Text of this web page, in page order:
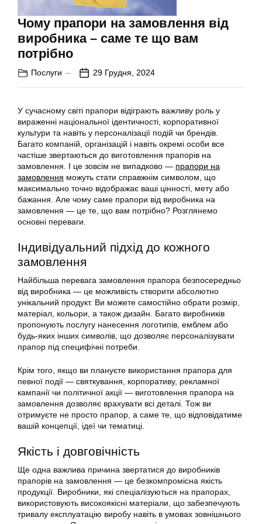
Чому прапори на замовлення від
виробника – саме те що вам
потрібно
Послуги 29 Грудня, 2024
У сучасному світі прапори відіграють важливу роль у
вираженні національної ідентичності, корпоративної
культури та навіть у персоналізації подій чи брендів.
Багато компаній, організацій і навіть окремі особи все
частіше звертаються до виготовлення прапорів на
замовлення. І це зовсім не випадково — прапори на
замовлення можуть стати справжнім символом, що
максимально точно відображає ваші цінності, мету або
бажання. Але чому саме прапори від виробника на
замовлення — це те, що вам потрібно? Розглянемо
основні переваги.
Індивідуальний підхід до кожного
замовлення
Найбільша перевага замовлення прапора безпосередньо
від виробника — це можливість створити абсолютно
унікальний продукт. Ви можете самостійно обрати розмір,
матеріал, кольори, а також дизайн. Багато виробників
пропонують послугу нанесення логотипів, емблем або
будь-яких інших символів, що дозволяє персоналізувати
прапор під специфічні потреби.
Крім того, якщо ви плануєте використання прапора для
певної події — святкування, корпоративу, рекламної
кампанії чи політичної акції — виготовлення прапора на
замовлення дозволяє врахувати всі деталі. Тож ви
отримуєте не просто прапор, а саме те, що відповідатиме
вашій концепції, ідеї чи тематиці.
Якість і довговічність
Ще одна важлива причина звертатися до виробників
прапорів на замовлення — це безкомпромісна якість
продукції. Виробники, які спеціалізуються на прапорах,
використовують високоякісні матеріали, що забезпечують
тривалу експлуатацію виробу навіть в умовах зовнішнього